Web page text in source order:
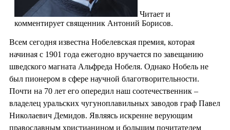
Читает и
комментирует священник Антоний Борисов.
Всем сегодня известна Нобелевская премия, которая
начиная с 1901 года ежегодно вручается по завещанию
шведского магната Альфреда Нобеля. Однако Нобель не
был пионером в сфере научной благотворительности.
Почти на 70 лет его опередил наш соотечественник –
владелец уральских чугуноплавильных заводов граф Павел
Николаевич Демидов. Являясь искренне верующим
православным христианином и большим почитателем